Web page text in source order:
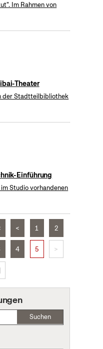
Im Rahmen von
Theater
der Stadtteilbibliothek
Einführung
Studio vorhandenen
< 1 2
4 5 >
Suchen